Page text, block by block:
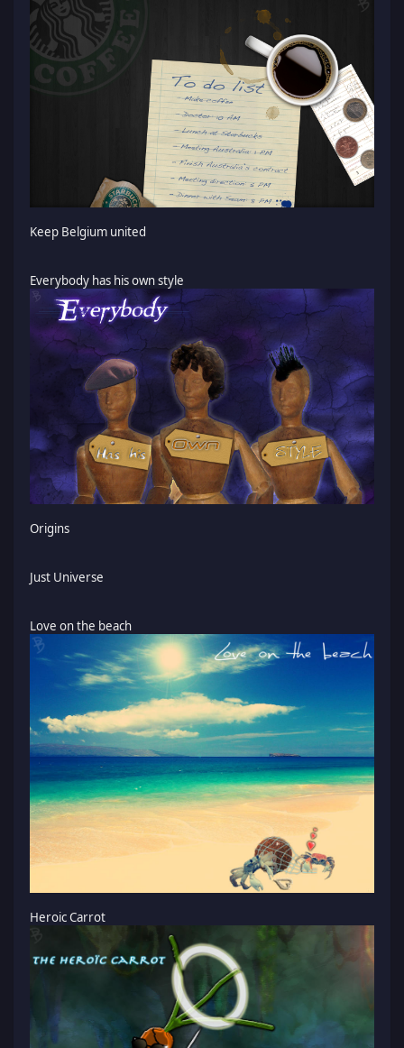
Keep Belgium united
Everybody has his own style
Origins
Just Universe
Love on the beach
Heroic Carrot